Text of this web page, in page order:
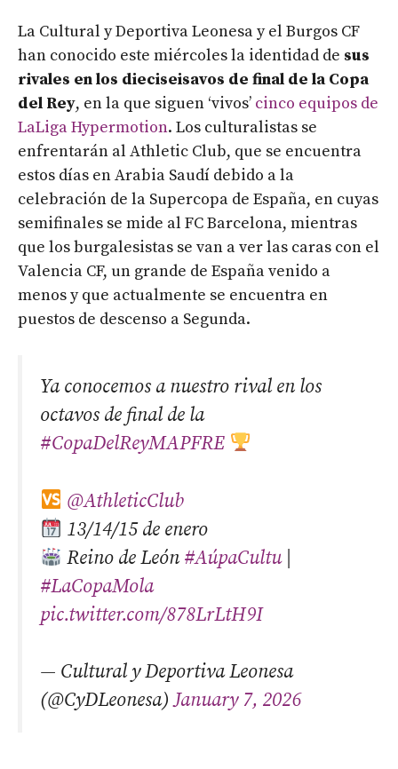
La Cultural y Deportiva Leonesa y el Burgos CF
han conocido este miércoles la identidad de sus
rivales en los dieciseisavos de final de la Copa
del Rey, en la que siguen ‘vivos’ cinco equipos de
LaLiga Hypermotion. Los culturalistas se
enfrentarán al Athletic Club, que se encuentra
estos días en Arabia Saudí debido a la
celebración de la Supercopa de España, en cuyas
semifinales se mide al FC Barcelona, mientras
que los burgalesistas se van a ver las caras con el
Valencia CF, un grande de España venido a
menos y que actualmente se encuentra en
puestos de descenso a Segunda.
Ya conocemos a nuestro rival en los
octavos de final de la
#CopaDelReyMAPFRE
@AthleticClub
13/14/15 de enero
Reino de León #AúpaCultu|
#LaCopaMola
pic.twitter.com/878LrLtH9I
— Cultural y Deportiva Leonesa
(@CyDLeonesa)January 7, 2026